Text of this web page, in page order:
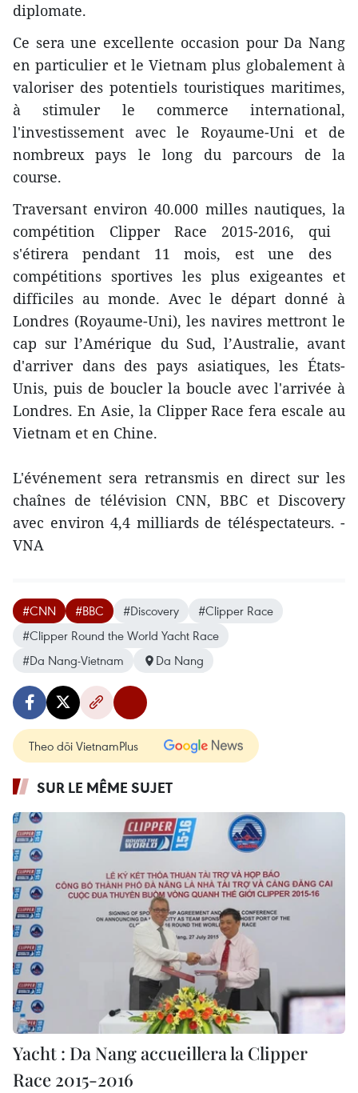
diplomate.
Ce sera une excellente occasion pour Da Nang
en particulier et le Vietnam plus globalement à
valoriser des potentiels touristiques maritimes,
à stimuler le commerce international,
l'investissement avec le Royaume-Uni et de
nombreux pays le long du parcours de la
course.
​Traversant environ 40.000 milles nautiques, la
compétition Clipper Race 2015-2016, qui ​
s'étirera pendant 11 mois, est une des ​
compétitions sportives les plus ​exigeantes et
difficiles au monde. Avec le départ donné à
Londres (Royaume-Uni), les navires mettront le
cap sur l’Amérique du Sud, l’Australie, avant
d'arriver ​dans des pays asiatiques, les États-
Unis, puis ​de ​boucler la boucle avec l'arrivée à
Londres. En Asie, la Clipper Race fera escale au
Vietnam et en Chine.
L'événement sera retransmis en direct sur les
chaînes de télévision CNN, BBC et Discovery
avec environ 4,4 milliards de téléspectateurs. -
VNA
#CNN #BBC #Discovery
#Clipper Race
#Clipper Round the World Yacht Race
#Da Nang-Vietnam
Da Nang
Theo dõi VietnamPlus
SUR LE MÊME SUJET
Yacht : Da Nang accueillera la Clipper
Race 2015-2016